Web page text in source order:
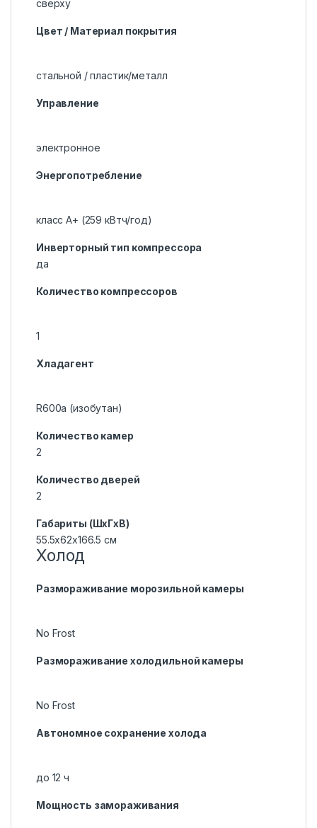
сверху
Цвет / Материал покрытия
стальной / пластик/металл
Управление
электронное
Энергопотребление
класс A+ (259 кВтч/год)
Инверторный тип компрессора
да
Количество компрессоров
1
Хладагент
R600a (изобутан)
Количество камер
2
Количество дверей
2
Габариты (ШxГxВ)
55.5x62x166.5 см
Холод
Размораживание морозильной камеры
No Frost
Размораживание холодильной камеры
No Frost
Автономное сохранение холода
до 12 ч
Мощность замораживания